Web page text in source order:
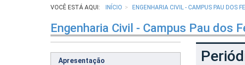
VOCÊ ESTÁ AQUI: INÍCIO ENGENHARIA CIVIL - CAMPUS PAU DOS
Engenharia Civil - Campus Pau dos
Apresentação